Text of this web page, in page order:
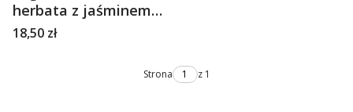
herbata z jaśminem i
dzikim bzem English
Cena
18,50 zł
Strona z 1